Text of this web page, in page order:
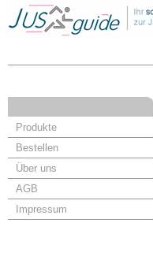
Produkte
Bestellen
Über uns
AGB
Impressum